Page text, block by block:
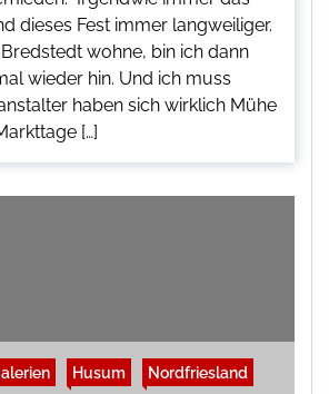
dieses Fest immer langweiliger.
wohne, bin ich dann
wieder hin. Und ich muss
haben sich wirklich Mühe
[…]
Husum
Nordfriesland